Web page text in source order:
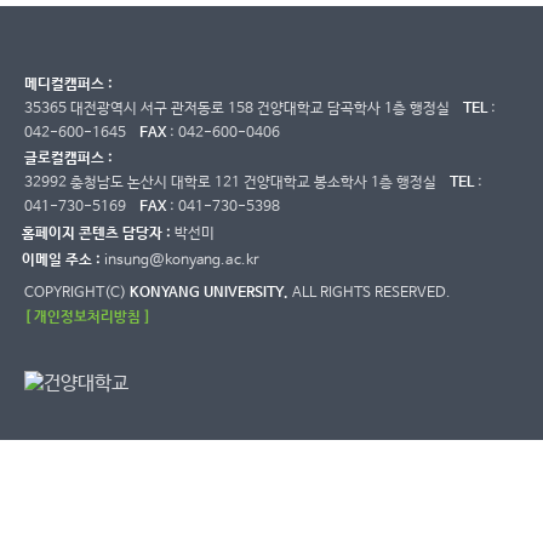
메디컬캠퍼스 :
35365 대전광역시 서구 관저동로 158 건양대학교 담곡학사 1층 행정실
TEL:
042-600-1645
FAX : 042-600-0406
글로컬캠퍼스 :
32992 충청남도 논산시 대학로 121 건양대학교 봉소학사 1층 행정실
TEL:
041-730-5169
FAX : 041-730-5398
홈페이지 콘텐츠 담당자 : 박선미
이메일 주소 : insung@konyang.ac.kr
COPYRIGHT(C) KONYANG UNIVERSITY. ALL RIGHTS RESERVED.
[ 개인정보처리방침 ]